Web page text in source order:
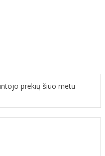
prekių šiuo metu